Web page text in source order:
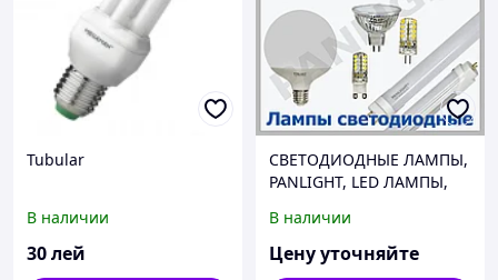
Tubular
В наличии
30лей
СВЕТОДИОДНЫЕ ЛАМПЫ,
PANLIGHT, LED ЛАМПЫ,
ОСВЕЩЕНИЕ В МОЛДОВЕ,
FILAMENT LED
В наличии
Цену уточняйте